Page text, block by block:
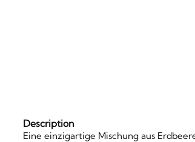
Description
Eine einzigartige Mischung aus